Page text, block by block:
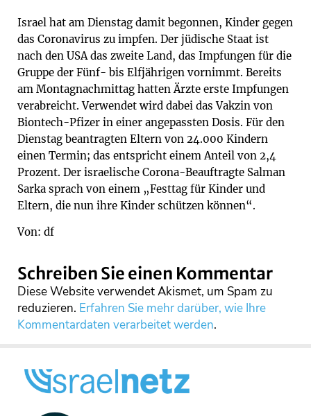
Israel hat am Dienstag damit begonnen, Kinder gegen
das Coronavirus zu impfen. Der jüdische Staat ist
nach den USA das zweite Land, das Impfungen für die
Gruppe der Fünf- bis Elfjährigen vornimmt. Bereits
am Montagnachmittag hatten Ärzte erste Impfungen
verabreicht. Verwendet wird dabei das Vakzin von
Biontech-Pfizer in einer angepassten Dosis. Für den
Dienstag beantragten Eltern von 24.000 Kindern
einen Termin; das entspricht einem Anteil von 2,4
Prozent. Der israelische Corona-Beauftragte Salman
Sarka sprach von einem „Festtag für Kinder und
Eltern, die nun ihre Kinder schützen können“.
Von: df
Schreiben Sie einen Kommentar
Diese Website verwendet Akismet, um Spam zu
reduzieren. Erfahren Sie mehr darüber, wie Ihre
Kommentardaten verarbeitet werden.